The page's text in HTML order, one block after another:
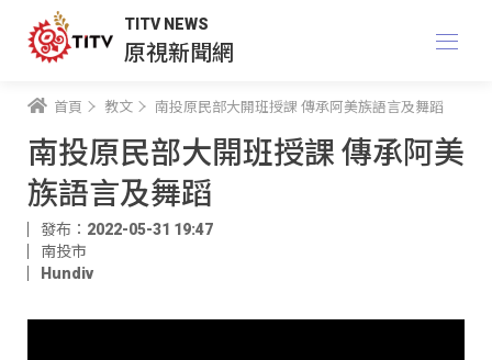
TITV NEWS
原視新聞網
首頁 教文 南投原民部大開班授課 傳承阿美族語言及舞蹈
南投原民部大開班授課 傳承阿美
族語言及舞蹈
發布：2022-05-31 19:47
南投市
Hundiv